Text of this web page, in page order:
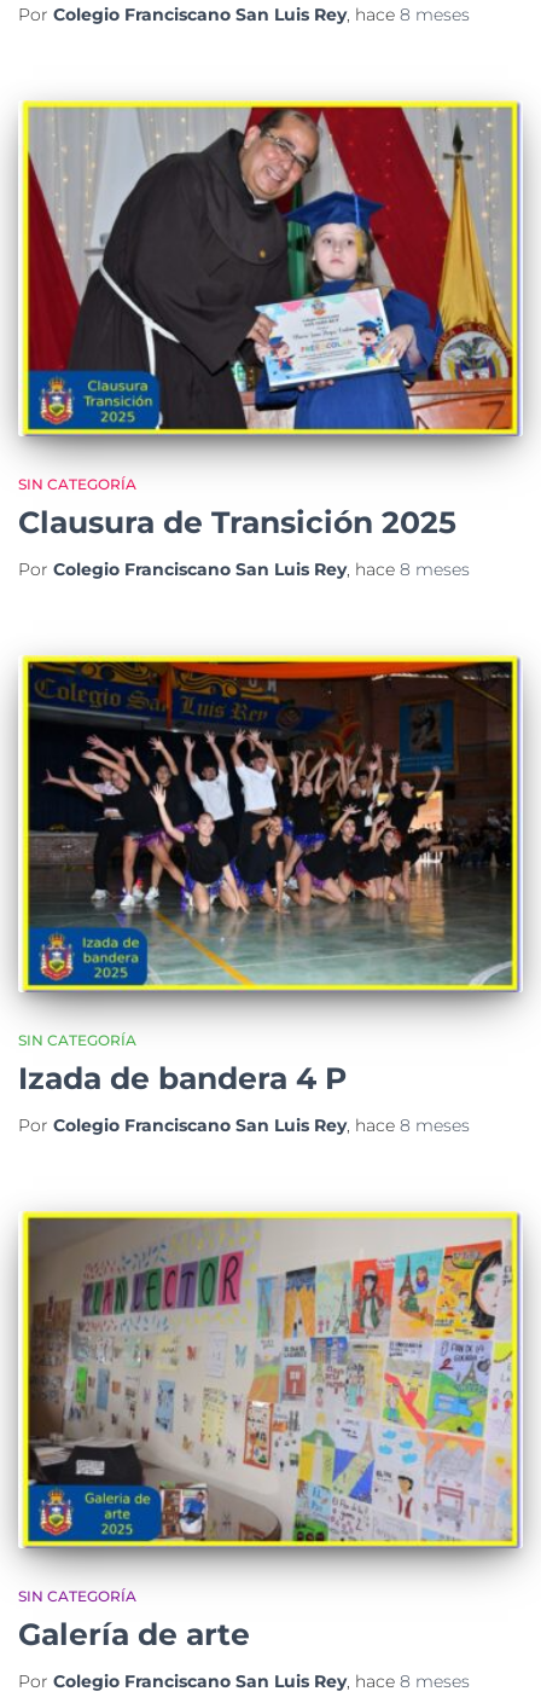
Por Colegio Franciscano San Luis Rey, hace 8 meses
SIN CATEGORÍA
Clausura de Transición 2025
Por Colegio Franciscano San Luis Rey, hace 8 meses
SIN CATEGORÍA
Izada de bandera 4 P
Por Colegio Franciscano San Luis Rey, hace 8 meses
SIN CATEGORÍA
Galería de arte
Por Colegio Franciscano San Luis Rey, hace 8 meses